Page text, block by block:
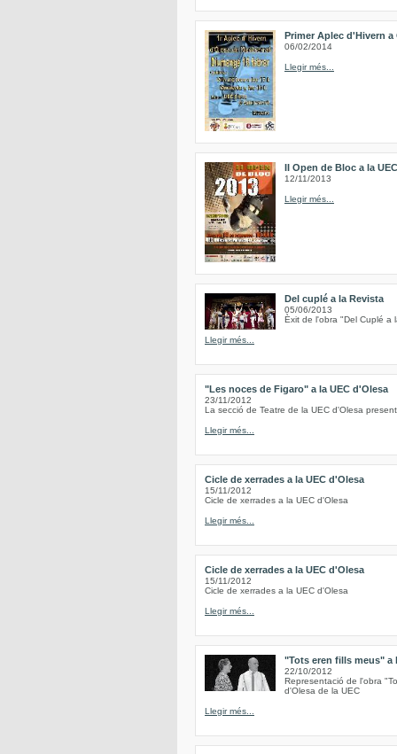
Primer Aplec d'Hivern a
06/02/2014
Llegir més...
II Open de Bloc a la
12/11/2013
Llegir més...
Del cuplé a la Revista
05/06/2013
Èxit de l'obra "Del Cuplé a
Llegir més...
"Les noces de Figaro" a la UEC d'Olesa
23/11/2012
La secció de Teatre de la UEC d'Olesa
Llegir més...
Cicle de xerrades a la UEC d'Olesa
15/11/2012
Cicle de xerrades a la UEC d'Olesa
Llegir més...
Cicle de xerrades a la UEC d'Olesa
15/11/2012
Cicle de xerrades a la UEC d'Olesa
Llegir més...
"Tots eren fills meus" a
22/10/2012
Representació de l'obra
d'Olesa de la UEC
Llegir més...